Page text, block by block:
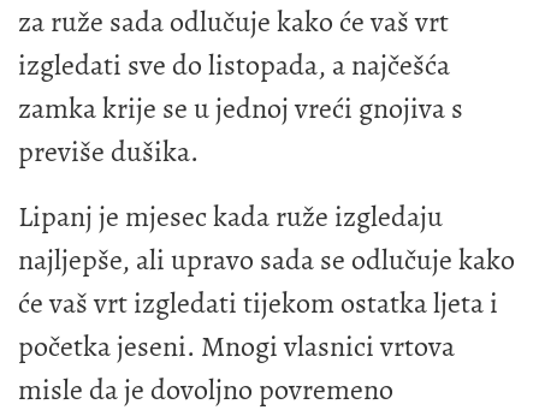
za ruže sada odlučuje kako će vaš vrt
izgledati sve do listopada, a najčešća
zamka krije se u jednoj vreći gnojiva s
previše dušika.
Lipanj je mjesec kada ruže izgledaju
najljepše, ali upravo sada se odlučuje kako
će vaš vrt izgledati tijekom ostatka ljeta i
početka jeseni. Mnogi vlasnici vrtova
misle da je dovoljno povremeno